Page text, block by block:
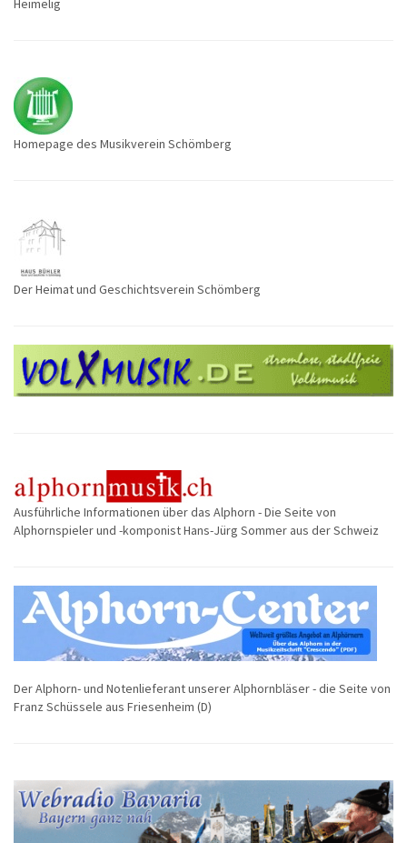
Heimelig
Homepage des Musikverein Schömberg
Der Heimat und Geschichtsverein Schömberg
Ausführliche Informationen über das Alphorn - Die Seite von
Alphornspieler und -komponist Hans-Jürg Sommer aus der Schweiz
Der Alphorn- und Notenlieferant unserer Alphornbläser - die Seite von
Franz Schüssele aus Friesenheim (D)